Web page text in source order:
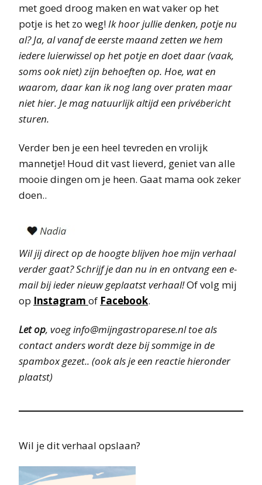
met goed droog maken en wat vaker op het
potje is het zo weg! Ik hoor jullie denken, potje nu
al? Ja, al vanaf de eerste maand zetten we hem
iedere luierwissel op het potje en doet daar (vaak,
soms ook niet) zijn behoeften op. Hoe, wat en
waarom, daar kan ik nog lang over praten maar
niet hier. Je mag natuurlijk altijd een privébericht
sturen.
Verder ben je een heel tevreden en vrolijk
mannetje! Houd dit vast lieverd, geniet van alle
mooie dingen om je heen. Gaat mama ook zeker
doen..
Wil jij direct op de hoogte blijven hoe mijn verhaal
verder gaat? Schrijf je dan nu in en ontvang een e-
mail bij ieder nieuw geplaatst verhaal!Of volg mij
op Instagram of Facebook.
Let op, voeg info@mijngastroparese.nl toe als
contact anders wordt deze bij sommige in de
spambox gezet.. (ook als je een reactie hieronder
plaatst)
Wil je dit verhaal opslaan?